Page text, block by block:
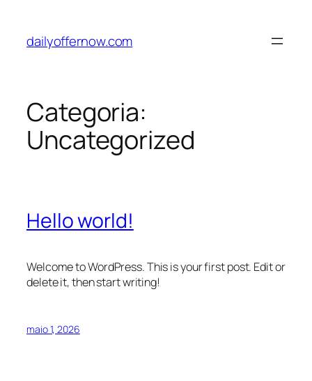
dailyoffernow.com
Categoria:
Uncategorized
Hello world!
Welcome to WordPress. This is your first post. Edit or
delete it, then start writing!
maio 1, 2026